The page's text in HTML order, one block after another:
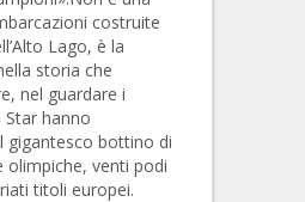
costruite
Lago, è la
storia che
nel guardare i
hanno
gigantesco bottino di
olimpiche, venti podi
titoli europei.